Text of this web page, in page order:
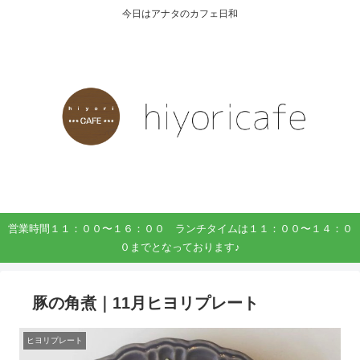
今日はアナタのカフェ日和
営業時間１１：００〜１６：００ ランチタイムは１１：００〜１４：０
０までとなっております♪
豚の角煮｜11月ヒヨリプレート
ヒヨリプレート